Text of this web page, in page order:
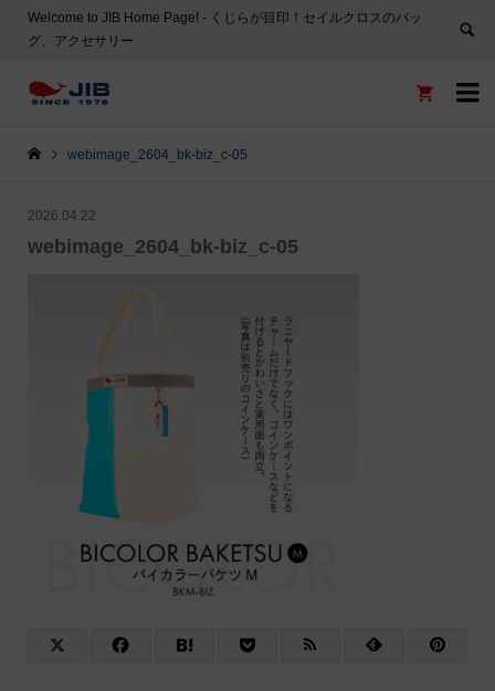
Welcome to JIB Home Page! ‐ くじらが目印！セイルクロスのバッ
グ、アクセサリー


webimage_2604_bk-biz_c-05
2026.04.22
webimage_2604_bk-biz_c-05